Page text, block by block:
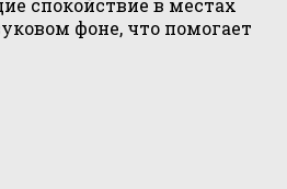
спокойствие в местах
фоне, что помогает